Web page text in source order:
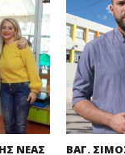
ΝΕΑΣ ΒΑΓ.